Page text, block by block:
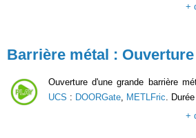
+
Barrière métal : Ouverture
Ouverture d'une grande barrière
UCS : DOORGate, METLFric.
+